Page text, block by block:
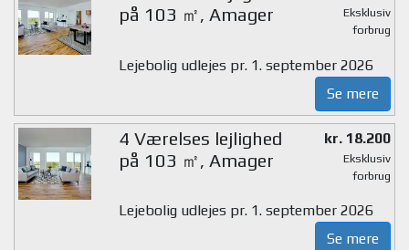
på 103 ㎡, Amager
Eksklusiv
forbrug
Lejebolig udlejes pr. 1. september 2026
Se mere
4 Værelses lejlighed
på 103 ㎡, Amager
kr. 18.200
Eksklusiv
forbrug
Lejebolig udlejes pr. 1. september 2026
Se mere